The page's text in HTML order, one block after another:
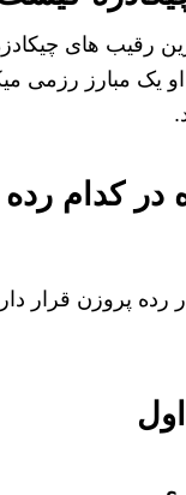
رقیب های
او یک مبارز رزمی
در کدام
رده پروزن قرار